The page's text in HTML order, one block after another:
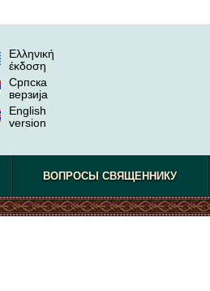
Ελληνική
έκδοση
Српска
верзиjа
English
version
ВОПРОСЫ СВЯЩЕННИКУ